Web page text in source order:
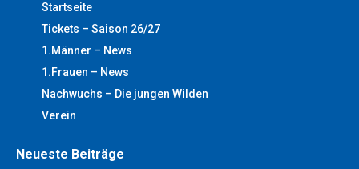
Startseite
Tickets – Saison 26/27
1.Männer – News
1.Frauen – News
Nachwuchs – Die jungen Wilden
Verein
Neueste Beiträge